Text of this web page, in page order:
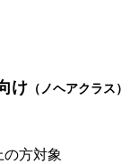
け （ノヘアクラス）
方対象